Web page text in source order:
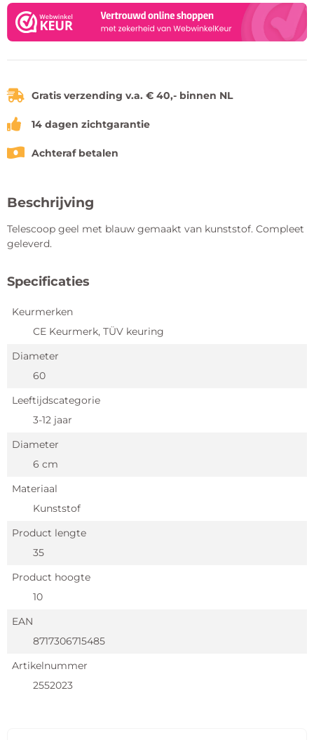
Gratis verzending v.a. € 40,- binnen NL
14 dagen zichtgarantie
Achteraf betalen
Beschrijving
Telescoop geel met blauw gemaakt van kunststof. Compleet
geleverd.
Specificaties
Keurmerken
CE Keurmerk, TÜV keuring
Diameter
60
Leeftijdscategorie
3-12 jaar
Diameter
6 cm
Materiaal
Kunststof
Product lengte
35
Product hoogte
10
EAN
8717306715485
Artikelnummer
2552023